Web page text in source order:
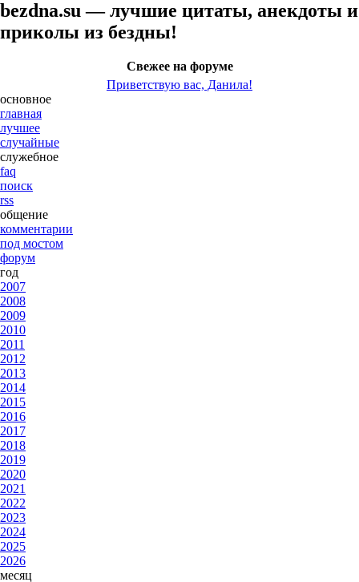
bezdna.su — лучшие цитаты, анекдоты и
приколы из бездны!
Свежее на форуме
Приветствую вас, Данила!
основное
главная
лучшее
случайные
служебное
faq
поиск
rss
общение
комментарии
под мостом
форум
год
2007
2008
2009
2010
2011
2012
2013
2014
2015
2016
2017
2018
2019
2020
2021
2022
2023
2024
2025
2026
месяц